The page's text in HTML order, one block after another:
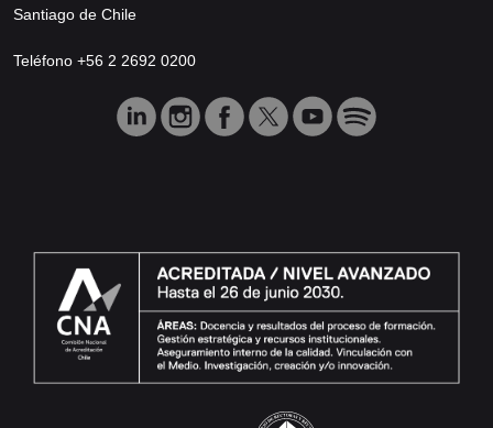
Santiago de Chile
Teléfono +56 2 2692 0200